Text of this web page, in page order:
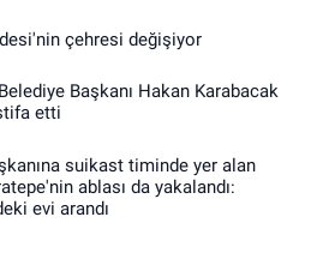
çehresi değişiyor
Başkanı Hakan Karabacak
etti
suikast timinde yer alan
ablası da yakalandı:
evi arandı